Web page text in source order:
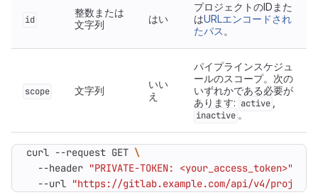
id
整数または
文字列
はい
プロジェクトのIDまた
はURLエンコードされ
たパス 。
scope 文字列
いい
え
パイプラインスケジュ
ールのスコープ。次の
いずれかである必要が
あります: active
inactive 。
curl --request GET
  --header
"PRIVATE-TOKEN: <your_access_token>"
  --url
"https://gitlab.example.com/api/v4/